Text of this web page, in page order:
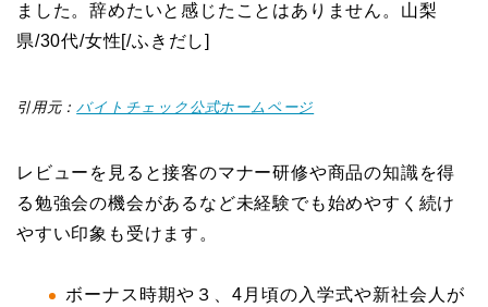
ました。辞めたいと感じたことはありません。 山梨
県/30代/女性[/ふきだし]
引用元：バイトチェック公式ホームページ
レビューを見ると接客のマナー研修や商品の知識を得
る勉強会の機会があるなど未経験でも始めやすく続け
やすい印象も受けます。
ボーナス時期や３、4月頃の入学式や新社会人が